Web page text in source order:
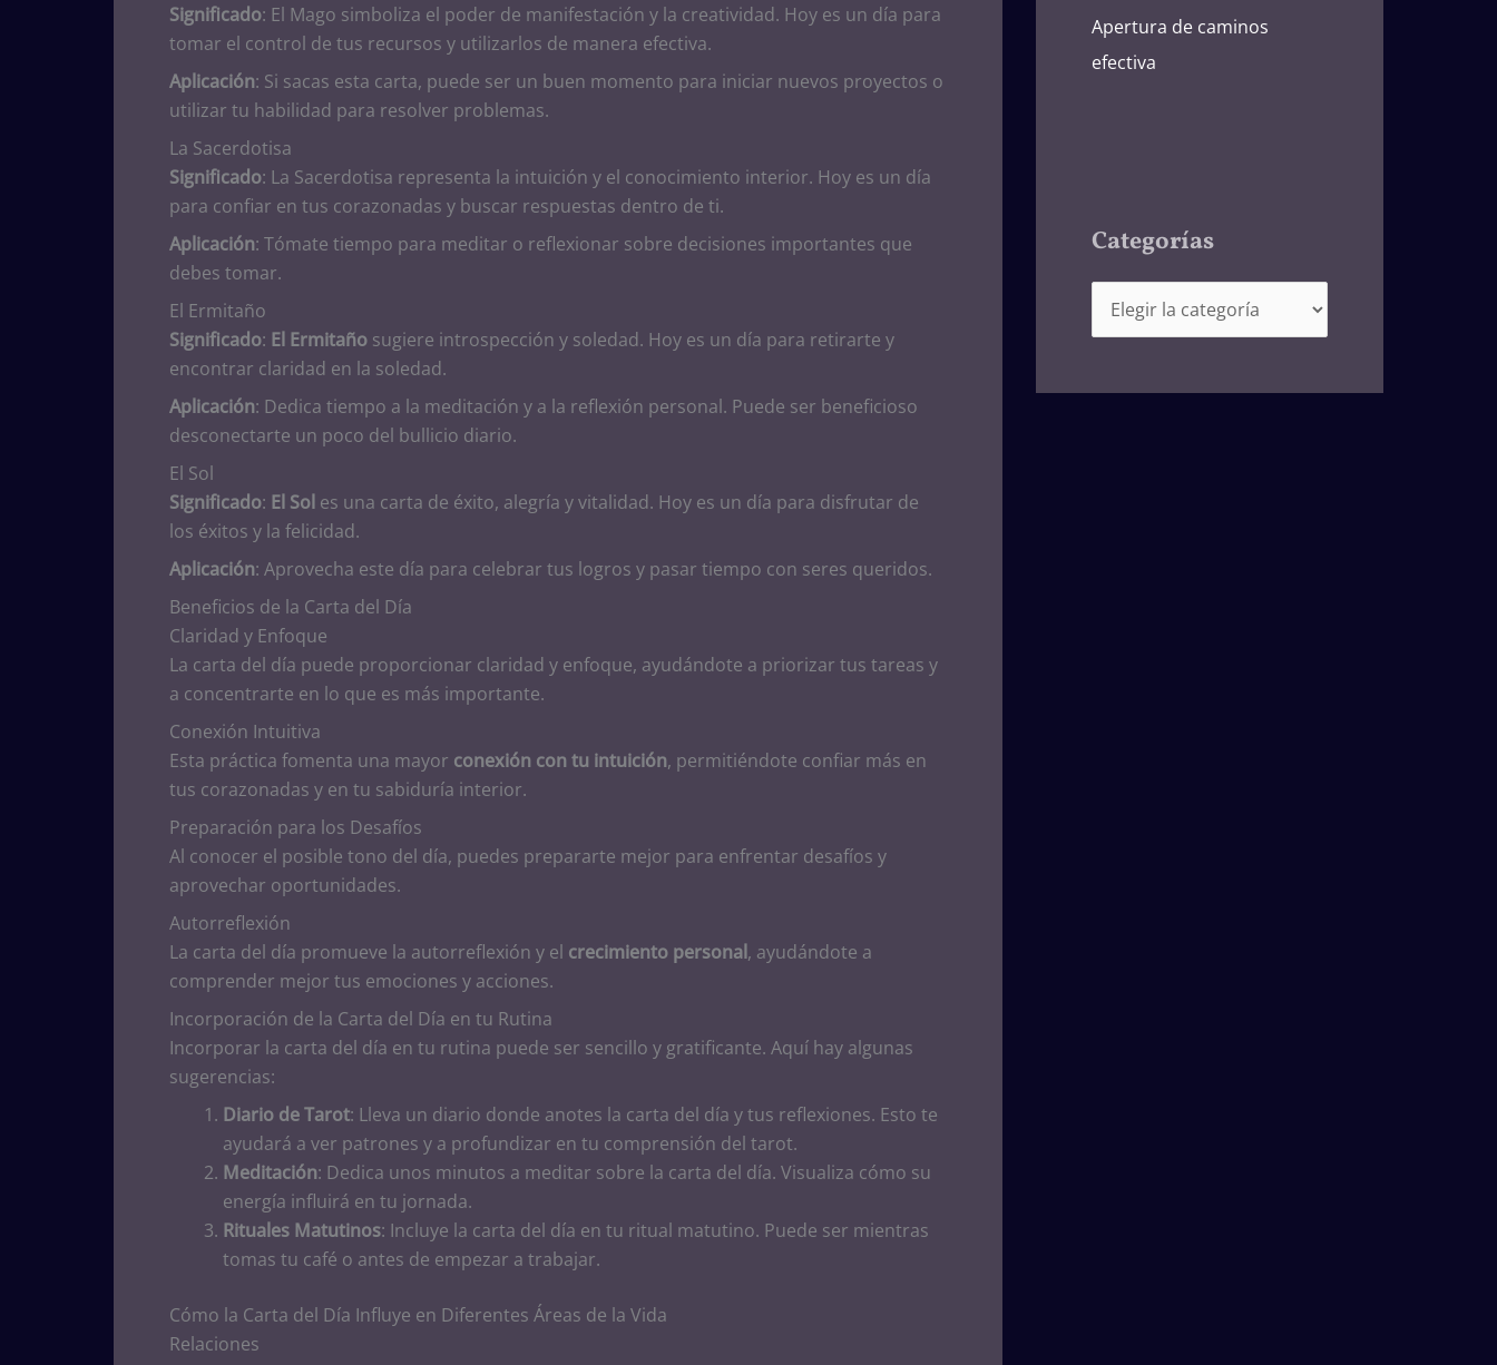
Significado: El Mago simboliza el poder de manifestación y la creatividad. Hoy es un día para
tomar el control de tus recursos y utilizarlos de manera efectiva.
Aplicación: Si sacas esta carta, puede ser un buen momento para iniciar nuevos proyectos o
utilizar tu habilidad para resolver problemas.
La Sacerdotisa
Significado: La Sacerdotisa representa la intuición y el conocimiento interior. Hoy es un día
para confiar en tus corazonadas y buscar respuestas dentro de ti.
Aplicación: Tómate tiempo para meditar o reflexionar sobre decisiones importantes que
debes tomar.
El Ermitaño
Significado: El Ermitaño sugiere introspección y soledad. Hoy es un día para retirarte y
encontrar claridad en la soledad.
Aplicación: Dedica tiempo a la meditación y a la reflexión personal. Puede ser beneficioso
desconectarte un poco del bullicio diario.
El Sol
Significado: El Sol es una carta de éxito, alegría y vitalidad. Hoy es un día para disfrutar de
los éxitos y la felicidad.
Aplicación: Aprovecha este día para celebrar tus logros y pasar tiempo con seres queridos.
Beneficios de la Carta del Día
Claridad y Enfoque
La carta del día puede proporcionar claridad y enfoque, ayudándote a priorizar tus tareas y
a concentrarte en lo que es más importante.
Conexión Intuitiva
Esta práctica fomenta una mayor conexión con tu intuición, permitiéndote confiar más en
tus corazonadas y en tu sabiduría interior.
Preparación para los Desafíos
Al conocer el posible tono del día, puedes prepararte mejor para enfrentar desafíos y
aprovechar oportunidades.
Autorreflexión
La carta del día promueve la autorreflexión y el crecimiento personal, ayudándote a
comprender mejor tus emociones y acciones.
Incorporación de la Carta del Día en tu Rutina
Incorporar la carta del día en tu rutina puede ser sencillo y gratificante. Aquí hay algunas
sugerencias:
Diario de Tarot: Lleva un diario donde anotes la carta del día y tus reflexiones. Esto te
ayudará a ver patrones y a profundizar en tu comprensión del tarot.
Meditación: Dedica unos minutos a meditar sobre la carta del día. Visualiza cómo su
energía influirá en tu jornada.
Rituales Matutinos: Incluye la carta del día en tu ritual matutino. Puede ser mientras
tomas tu café o antes de empezar a trabajar.
Cómo la Carta del Día Influye en Diferentes Áreas de la Vida
Relaciones
Apertura de caminos
efectiva
Categorías